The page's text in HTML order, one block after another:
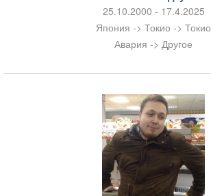
25.10.2000 - 17.4.2025
Япония -> Токио -> Токио
Авария -> Другое